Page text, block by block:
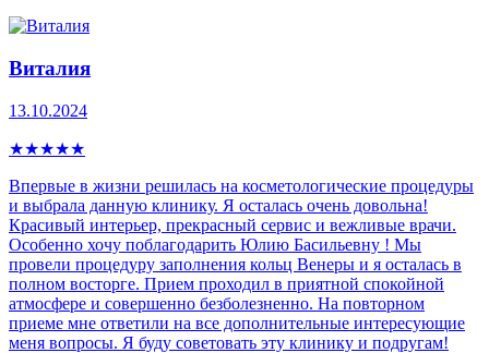
Виталия
13.10.2024
★★★★★
Впервые в жизни решилась на косметологические процедуры
и выбрала данную клинику. Я осталась очень довольна!
Красивый интерьер, прекрасный сервис и вежливые врачи.
Особенно хочу поблагодарить Юлию Басильевну ! Мы
провели процедуру заполнения кольц Венеры и я осталась в
полном восторге. Прием проходил в приятной спокойной
атмосфере и совершенно безболезненно. На повторном
приеме мне ответили на все дополнительные интересующие
меня вопросы. Я буду советовать эту клинику и подругам!